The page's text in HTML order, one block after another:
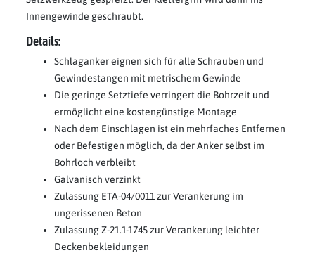
Innengewinde geschraubt.
Details:
Schlaganker eignen sich für alle Schrauben und
Gewindestangen mit metrischem Gewinde
Die geringe Setztiefe verringert die Bohrzeit und
ermöglicht eine kostengünstige Montage
Nach dem Einschlagen ist ein mehrfaches Entfernen
oder Befestigen möglich, da der Anker selbst im
Bohrloch verbleibt
Galvanisch verzinkt
Zulassung ETA-04/0011 zur Verankerung im
ungerissenen Beton
Zulassung Z-21.1-1745 zur Verankerung leichter
Deckenbekleidungen